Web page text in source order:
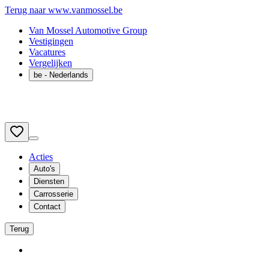
Terug naar www.vanmossel.be
Van Mossel Automotive Group
Vestigingen
Vacatures
Vergelijken
be - Nederlands
Acties
Auto's
Diensten
Carrosserie
Contact
Terug